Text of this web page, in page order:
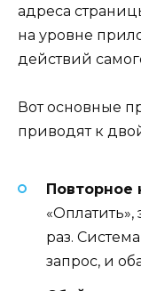
адреса
на уровне
действий
Вот основные
приводят к
Повторное
раз.
запрос, и